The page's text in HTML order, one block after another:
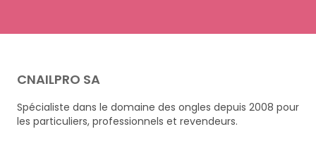
CNAILPRO SA
Spécialiste dans le domaine des ongles depuis 2008 pour
les particuliers, professionnels et revendeurs.